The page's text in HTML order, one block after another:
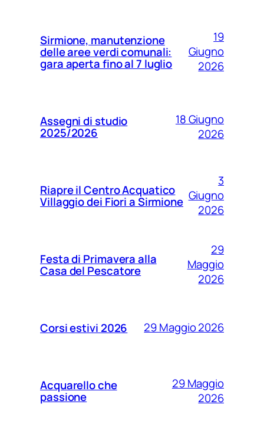
Sirmione, manutenzione
delle aree verdi comunali:
gara aperta fino al 7 luglio
19
Giugno
2026
Assegni di studio
2025/2026
18 Giugno
2026
Riapre il Centro Acquatico
Villaggio dei Fiori a Sirmione
3
Giugno
2026
Festa di Primavera alla
Casa del Pescatore
29
Maggio
2026
Corsi estivi 2026 29 Maggio 2026
Acquarello che
passione
29 Maggio
2026